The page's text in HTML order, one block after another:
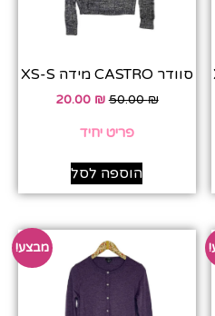
סוודר CASTRO מידה XS-S
50.00₪
20.00 ₪
פריט יחיד
הוספה לסל
מבצע!